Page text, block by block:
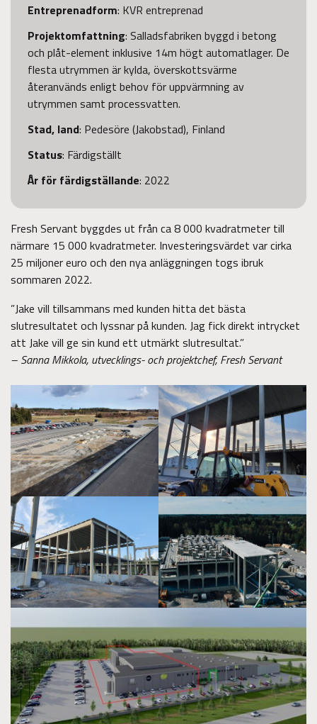
Entreprenadform: KVR entreprenad
Projektomfattning: Salladsfabriken byggd i betong
och plåt-element inklusive 14m högt automatlager. De
flesta utrymmen är kylda, överskottsvärme
återanvänds enligt behov för uppvärmning av
utrymmen samt processvatten.
Stad, land: Pedesöre (Jakobstad), Finland
Status: Färdigställt
År för färdigställande: 2022
Fresh Servant byggdes ut från ca 8 000 kvadratmeter till
närmare 15 000 kvadratmeter. Investeringsvärdet var cirka
25 miljoner euro och den nya anläggningen togs ibruk
sommaren 2022.
”Jake vill tillsammans med kunden hitta det bästa
slutresultatet och lyssnar på kunden. Jag fick direkt intrycket
att Jake vill ge sin kund ett utmärkt slutresultat.”
– Sanna Mikkola, utvecklings- och projektchef, Fresh Servant